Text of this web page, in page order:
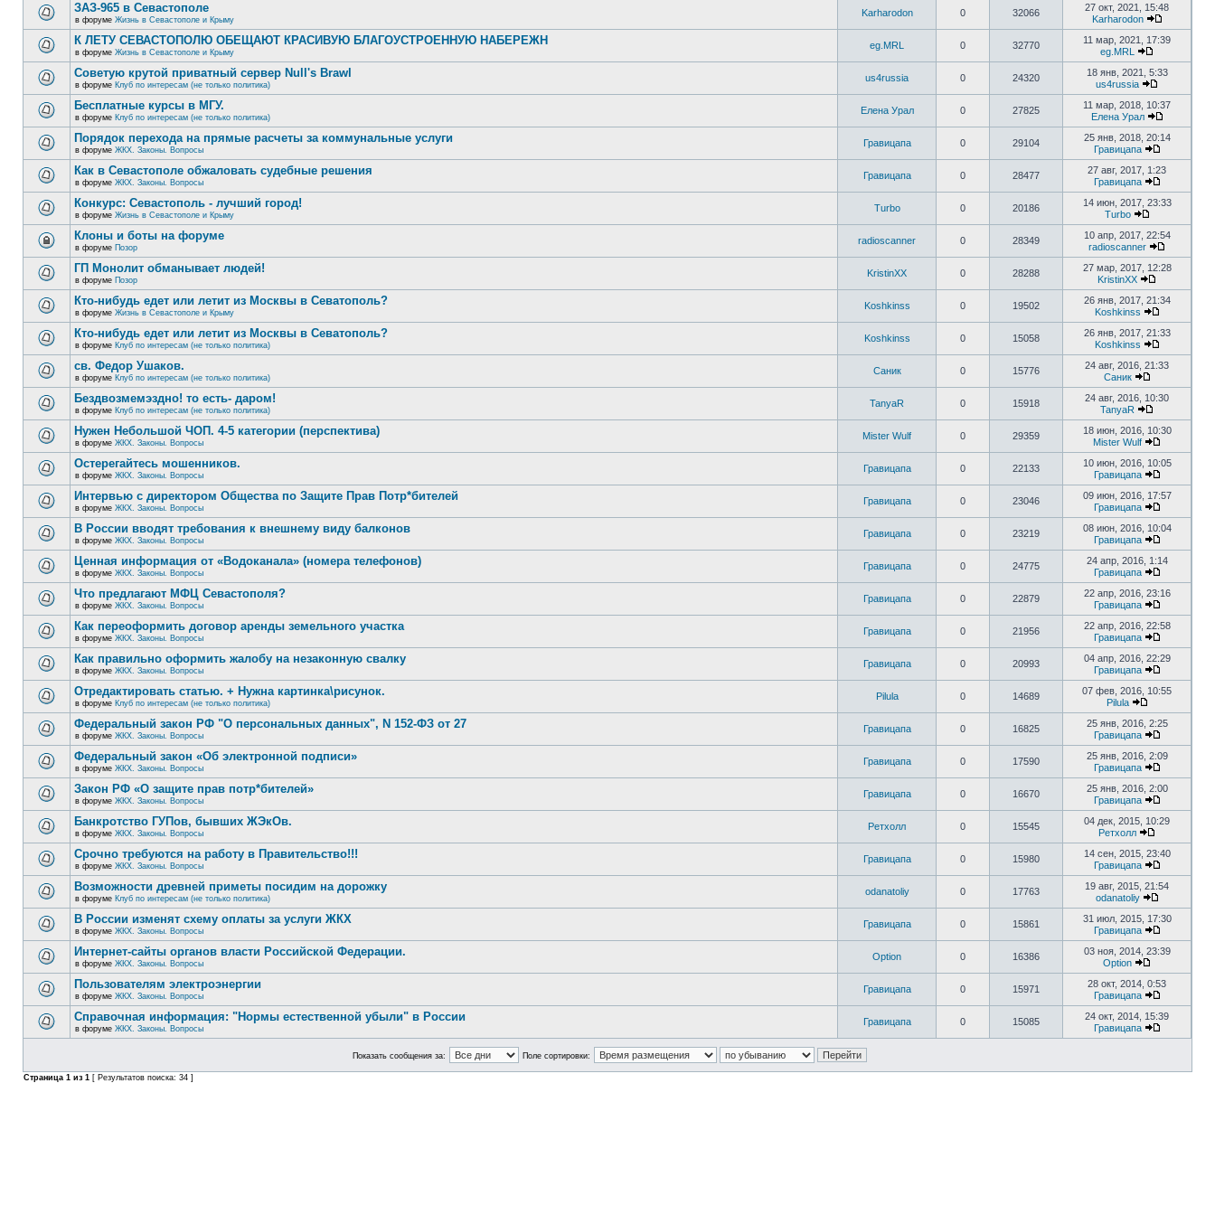
ЗАЗ-965 в Севастополе
в форуме Жизнь в Севастополе и Крыму
Karharodon 0 32066
27 окт, 2021, 15:48
Karharodon
К ЛЕТУ СЕВАСТОПОЛЮ ОБЕЩАЮТ КРАСИВУЮ БЛАГОУСТРОЕННУЮ НАБЕРЕЖН
в форуме Жизнь в Севастополе и Крыму
eg.MRL 0 32770
11 мар, 2021, 17:39
eg.MRL
Советую крутой приватный сервер Null's Brawl
в форуме Клуб по интересам (не только политика)
us4russia 0 24320
18 янв, 2021, 5:33
us4russia
Бесплатные курсы в МГУ.
в форуме Клуб по интересам (не только политика)
Елена Урал 0 27825
11 мар, 2018, 10:37
Елена Урал
Порядок перехода на прямые расчеты за коммунальные услуги
в форуме ЖКХ. Законы. Вопросы
Гравицапа 0 29104
25 янв, 2018, 20:14
Гравицапа
Как в Севастополе обжаловать судебные решения
в форуме ЖКХ. Законы. Вопросы
Гравицапа 0 28477
27 авг, 2017, 1:23
Гравицапа
Конкурс: Севастополь - лучший город!
в форуме Жизнь в Севастополе и Крыму
Turbo 0 20186
14 июн, 2017, 23:33
Turbo
Клоны и боты на форуме
в форуме Позор
radioscanner 0 28349
10 апр, 2017, 22:54
radioscanner
ГП Монолит обманывает людей!
в форуме Позор
KristinXX 0 28288
27 мар, 2017, 12:28
KristinXX
Кто-нибудь едет или летит из Москвы в Севатополь?
в форуме Жизнь в Севастополе и Крыму
Koshkinss 0 19502
26 янв, 2017, 21:34
Koshkinss
Кто-нибудь едет или летит из Москвы в Севатополь?
в форуме Клуб по интересам (не только политика)
Koshkinss 0 15058
26 янв, 2017, 21:33
Koshkinss
св. Федор Ушаков.
в форуме Клуб по интересам (не только политика)
Саник 0 15776
24 авг, 2016, 21:33
Саник
Бездвозмемэздно! то есть- даром!
в форуме Клуб по интересам (не только политика)
TanyaR 0 15918
24 авг, 2016, 10:30
TanyaR
Нужен Небольшой ЧОП. 4-5 категории (перспектива)
в форуме ЖКХ. Законы. Вопросы
Mister Wulf 0 29359
18 июн, 2016, 10:30
Mister Wulf
Остерегайтесь мошенников.
в форуме ЖКХ. Законы. Вопросы
Гравицапа 0 22133
10 июн, 2016, 10:05
Гравицапа
Интервью с директором Общества по Защите Прав Потр*бителей
в форуме ЖКХ. Законы. Вопросы
Гравицапа 0 23046
09 июн, 2016, 17:57
Гравицапа
В России вводят требования к внешнему виду балконов
в форуме ЖКХ. Законы. Вопросы
Гравицапа 0 23219
08 июн, 2016, 10:04
Гравицапа
Ценная информация от «Водоканала» (номера телефонов)
в форуме ЖКХ. Законы. Вопросы
Гравицапа 0 24775
24 апр, 2016, 1:14
Гравицапа
Что предлагают МФЦ Севастополя?
в форуме ЖКХ. Законы. Вопросы
Гравицапа 0 22879
22 апр, 2016, 23:16
Гравицапа
Как переоформить договор аренды земельного участка
в форуме ЖКХ. Законы. Вопросы
Гравицапа 0 21956
22 апр, 2016, 22:58
Гравицапа
Как правильно оформить жалобу на незаконную свалку
в форуме ЖКХ. Законы. Вопросы
Гравицапа 0 20993
04 апр, 2016, 22:29
Гравицапа
Отредактировать статью. + Нужна картинка\рисунок.
в форуме Клуб по интересам (не только политика)
Pilula 0 14689
07 фев, 2016, 10:55
Pilula
Федеральный закон РФ "О персональных данных", N 152-ФЗ от 27
в форуме ЖКХ. Законы. Вопросы
Гравицапа 0 16825
25 янв, 2016, 2:25
Гравицапа
Федеральный закон «Об электронной подписи»
в форуме ЖКХ. Законы. Вопросы
Гравицапа 0 17590
25 янв, 2016, 2:09
Гравицапа
Закон РФ «О защите прав потр*бителей»
в форуме ЖКХ. Законы. Вопросы
Гравицапа 0 16670
25 янв, 2016, 2:00
Гравицапа
Банкротство ГУПов, бывших ЖЭкОв.
в форуме ЖКХ. Законы. Вопросы
Ретхолл 0 15545
04 дек, 2015, 10:29
Ретхолл
Срочно требуются на работу в Правительство!!!
в форуме ЖКХ. Законы. Вопросы
Гравицапа 0 15980
14 сен, 2015, 23:40
Гравицапа
Возможности древней приметы посидим на дорожку
в форуме Клуб по интересам (не только политика)
odanatoliy 0 17763
19 авг, 2015, 21:54
odanatoliy
В России изменят схему оплаты за услуги ЖКХ
в форуме ЖКХ. Законы. Вопросы
Гравицапа 0 15861
31 июл, 2015, 17:30
Гравицапа
Интернет-сайты органов власти Российской Федерации.
в форуме ЖКХ. Законы. Вопросы
Option 0 16386
03 ноя, 2014, 23:39
Option
Пользователям электроэнергии
в форуме ЖКХ. Законы. Вопросы
Гравицапа 0 15971
28 окт, 2014, 0:53
Гравицапа
Справочная информация: "Нормы естественной убыли" в России
в форуме ЖКХ. Законы. Вопросы
Гравицапа 0 15085
24 окт, 2014, 15:39
Гравицапа
Показать сообщения за: Поле сортировки:
Страница 1 из 1 [ Результатов поиска: 34 ]